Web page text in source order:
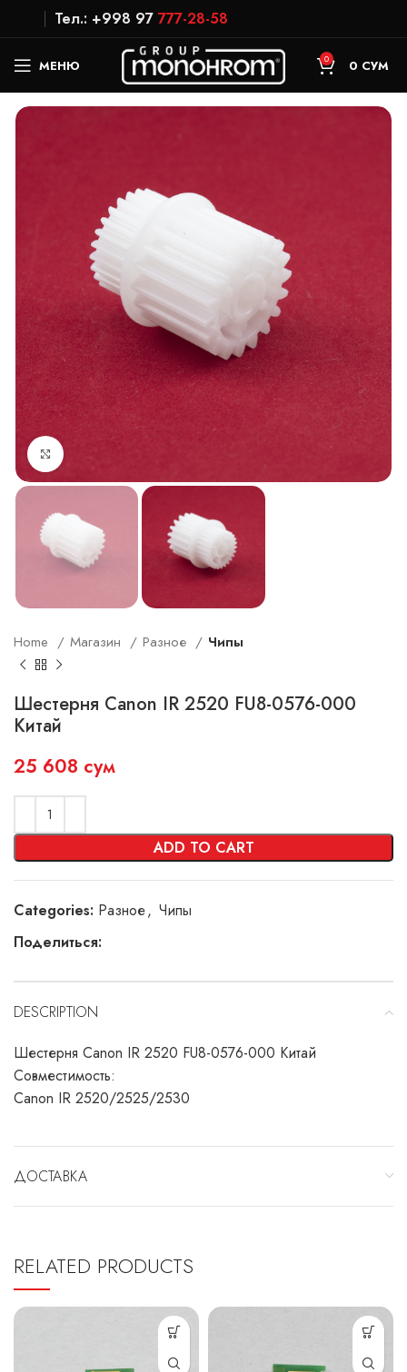
Тел.: +998 97 777-28-58
МЕНЮ 0 0 СУМ
Увеличить
Home Магазин Разное Чипы
Шестерня Canon IR 2520 FU8-0576-000
Китай
25 608 сум
ADD TO CART
Categories: Разное, Чипы
Поделиться:
DESCRIPTION
Шестерня Canon IR 2520 FU8-0576-000 Китай
Совместимость:
Canon IR 2520/2525/2530
ДОСТАВКА
RELATED PRODUCTS